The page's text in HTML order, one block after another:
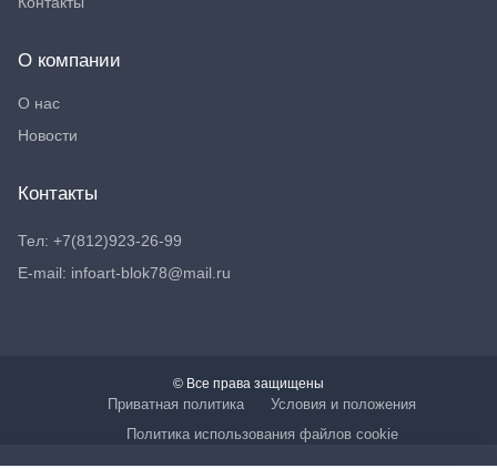
О компании
О нас
Новости
Контакты
Тел: +7(812)923-26-99
E-mail: infoart-blok78@mail.ru
© Все права защищены
Приватная политика
Условия и положения
Политика использования файлов cookie